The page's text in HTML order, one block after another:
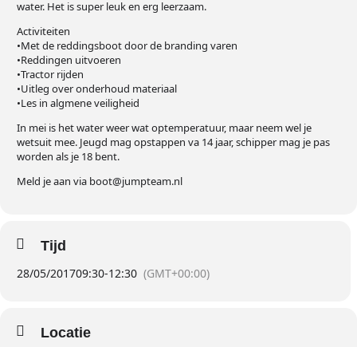
water. Het is super leuk en erg leerzaam.
Activiteiten
•Met de reddingsboot door de branding varen
•Reddingen uitvoeren
•Tractor rijden
•Uitleg over onderhoud materiaal
•Les in algmene veiligheid
In mei is het water weer wat optemperatuur, maar neem wel je
wetsuit mee. Jeugd mag opstappen va 14 jaar, schipper mag je pas
worden als je 18 bent.
Meld je aan via boot@jumpteam.nl
Tijd
28/05/201709:30-12:30 (GMT+00:00)
Locatie